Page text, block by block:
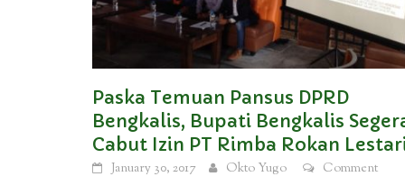
Paska Temuan Pansus DPRD
Bengkalis, Bupati Bengkalis
Cabut Izin PT Rimba Rokan
January 30, 2017 Okto Yugo
Comment